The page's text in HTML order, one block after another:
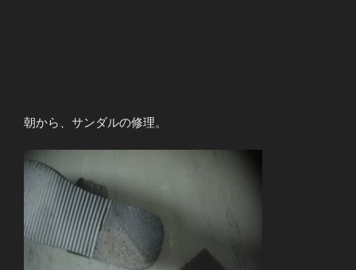
朝から、サンダルの修理。